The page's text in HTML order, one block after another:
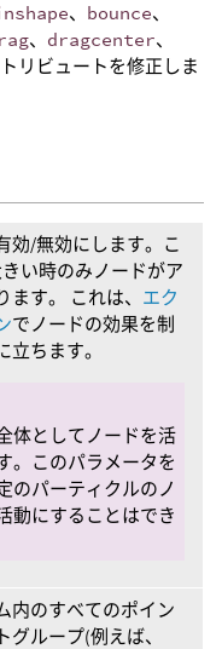
、 bounce、
、 dragcenter、
リビュートを修正しま
効/無効にします。こ
い時のみノードがア
す。 これは、 エク
でノードの効果を制
ちます。
体としてノードを活
。このパラメータを
のパーティクルのノ
動にすることはでき
内のすべてのポイン
グループ(例えば、